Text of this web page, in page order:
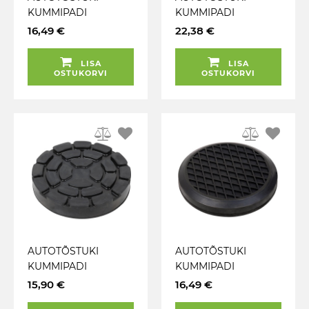
KUMMIPADI
ÜMMARGUNE 120MM
HEINL JT) JBM
16,49 €
LISA
OSTUKORVI
KUMMIPADI
ÜMMARGUNE 160MM
O-LINER) JBM
22,38 €
LISA
OSTUKORVI
AUTOTÕSTUKI
KUMMIPADI
ÜMMARGUNE 150MM
15,90 €
AUTOTÕSTUKI
KUMMIPADI
ÜMMARGUNE 123MM
16,49 €